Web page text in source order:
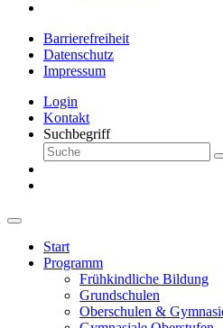
Barrierefreiheit
Datenschutz
Impressum
Login
Kontakt
Suchbegriff
Start
Programm
Frühkindliche Bildung
Grundschulen
Oberschulen &